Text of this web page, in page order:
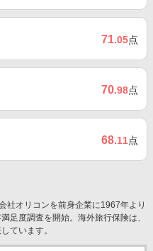
71.05点
70.98点
68.11点
社オリコンを前身企業に1967年より
足度調査を開始。海外旅行保険は、
ています。